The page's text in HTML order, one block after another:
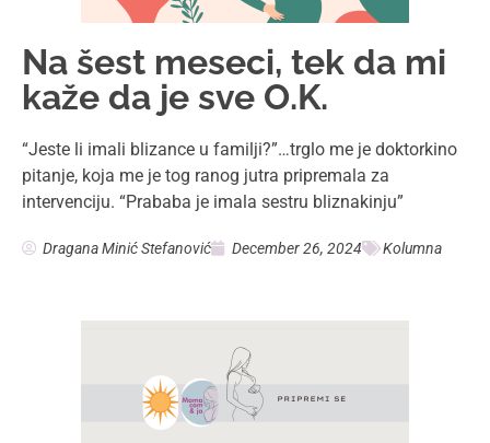
Na šest meseci, tek da mi
kaže da je sve O.K.
“Jeste li imali blizance u familji?”…trglo me je doktorkino
pitanje, koja me je tog ranog jutra pripremala za
intervenciju. “Prababa je imala sestru bliznakinju”
Dragana Minić Stefanović December 26, 2024 Kolumna